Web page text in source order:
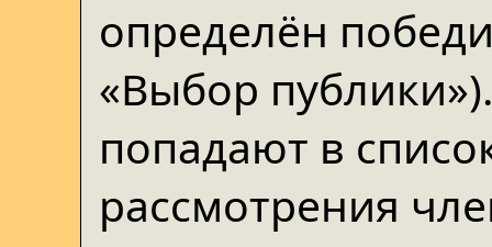
определён
«Выбор
попадают в
рассмотрения